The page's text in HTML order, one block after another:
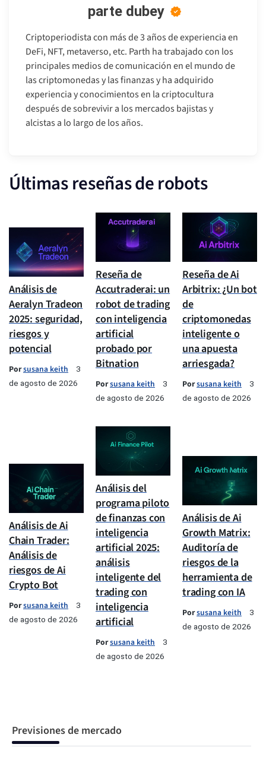
parte dubey
Criptoperiodista con más de 3 años de experiencia en
DeFi, NFT, metaverso, etc. Parth ha trabajado con los
principales medios de comunicación en el mundo de
las criptomonedas y las finanzas y ha adquirido
experiencia y conocimientos en la criptocultura
después de sobrevivir a los mercados bajistas y
alcistas a lo largo de los años.
Últimas reseñas de robots
Análisis de
Aeralyn Tradeon
2025: seguridad,
riesgos y
potencial
Porsusana keith
3
de agosto de 2026
Reseña de
Accutraderai: un
robot de trading
con inteligencia
artificial
probado por
Bitnation
Porsusana keith
3
de agosto de 2026
Reseña de Ai
Arbitrix: ¿Un bot
de
criptomonedas
inteligente o
una apuesta
arriesgada?
Porsusana keith
3
de agosto de 2026
Análisis de Ai
Chain Trader:
Análisis de
riesgos de Ai
Crypto Bot
Porsusana keith
3
de agosto de 2026
Análisis del
programa piloto
de finanzas con
inteligencia
artificial 2025:
análisis
inteligente del
trading con
inteligencia
artificial
Porsusana keith
3
de agosto de 2026
Análisis de Ai
Growth Matrix:
Auditoría de
riesgos de la
herramienta de
trading con IA
Porsusana keith
3
de agosto de 2026
Previsiones de mercado